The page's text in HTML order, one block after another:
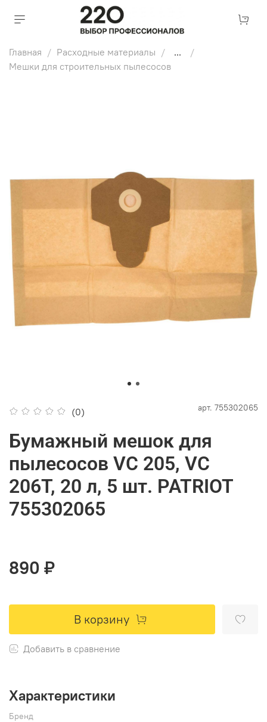
Главная Расходные материалы
...
Мешки для строительных пылесосов
(0) арт. 755302065
Бумажный мешок для
пылесосов VC 205, VC
206T, 20 л, 5 шт. PATRIOT
755302065
890 ₽
В корзину
Добавить в сравнение
Характеристики
Бренд